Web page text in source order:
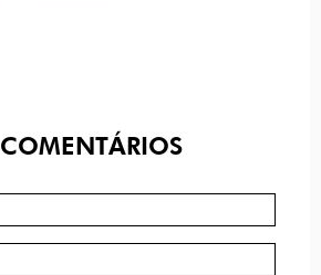
COMENTÁRIOS